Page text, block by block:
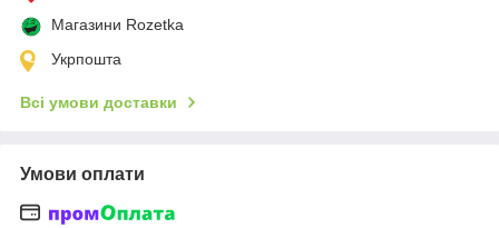
Магазини Rozetka
Укрпошта
Всі умови доставки
Умови оплати